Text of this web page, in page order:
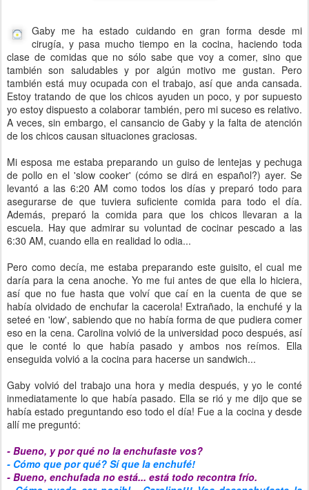
Gaby me ha estado cuidando en gran forma desde mi
cirugía, y pasa mucho tiempo en la cocina, haciendo toda
clase de comidas que no sólo sabe que voy a comer, sino que
también son saludables y por algún motivo me gustan. Pero
también está muy ocupada con el trabajo, así que anda cansada.
Estoy tratando de que los chicos ayuden un poco, y por supuesto
yo estoy dispuesto a colaborar también, pero mi suceso es relativo.
A veces, sin embargo, el cansancio de Gaby y la falta de atención
de los chicos causan situaciones graciosas.
Mi esposa me estaba preparando un guiso de lentejas y pechuga
de pollo en el 'slow cooker' (cómo se dirá en español?) ayer. Se
levantó a las 6:20 AM como todos los días y preparó todo para
asegurarse de que tuviera suficiente comida para todo el día.
Además, preparó la comida para que los chicos llevaran a la
escuela. Hay que admirar su voluntad de cocinar pescado a las
6:30 AM, cuando ella en realidad lo odia...
Pero como decía, me estaba preparando este guisito, el cual me
daría para la cena anoche. Yo me fui antes de que ella lo hiciera,
así que no fue hasta que volví que caí en la cuenta de que se
había olvidado de enchufar la cacerola! Extrañado, la enchufé y la
seteé en 'low', sabiendo que no había forma de que pudiera comer
eso en la cena. Carolina volvió de la universidad poco después, así
que le conté lo que había pasado y ambos nos reímos. Ella
enseguida volvió a la cocina para hacerse un sandwich...
Gaby volvió del trabajo una hora y media después, y yo le conté
inmediatamente lo que había pasado. Ella se rió y me dijo que se
había estado preguntando eso todo el día! Fue a la cocina y desde
allí me preguntó:
- Bueno, y por qué no la enchufaste vos?
- Cómo que por qué? Sí que la enchufé!
- Bueno, enchufada no está... está todo recontra frío.